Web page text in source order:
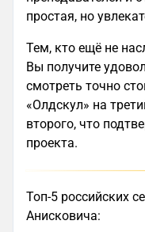
простая, но
Тем, кто ещё не
Вы получите
смотреть точно
«Олдскул» на
второго, что
проекта.
Топ-5 российских
Анисковича: